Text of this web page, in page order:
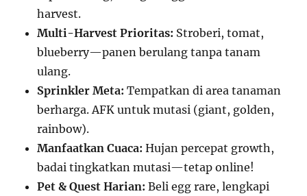
harvest.
Multi-Harvest Prioritas: Stroberi, tomat,
blueberry—panen berulang tanpa tanam
ulang.
Sprinkler Meta: Tempatkan di area tanaman
berharga. AFK untuk mutasi (giant, golden,
rainbow).
Manfaatkan Cuaca: Hujan percepat growth,
badai tingkatkan mutasi—tetap online!
Pet & Quest Harian: Beli egg rare, lengkapi